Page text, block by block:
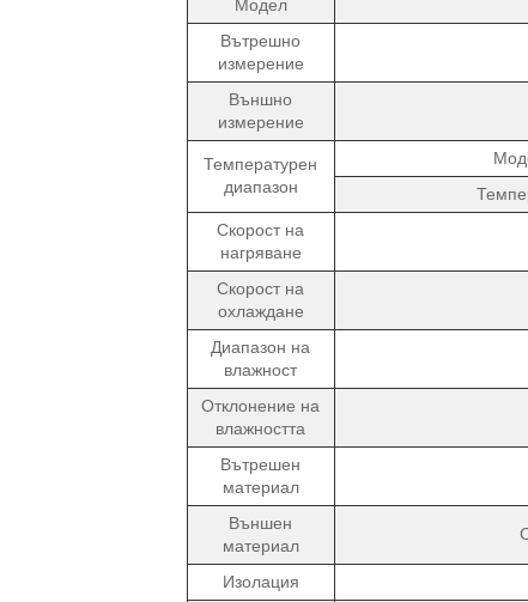
Модел
Вътрешно
измерение
Външно
измерение
Температурен
диапазон
Скорост на
нагряване
Скорост на
охлаждане
Диапазон на
влажност
Отклонение на
влажността
Вътрешен
материал
Външен
материал
Изолация